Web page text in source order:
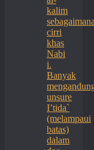
kalim
sebagaimana
cirri
khas
Nabi
i.
Banyak
unsure
I’tida`
(melampaui
batas)
dalam